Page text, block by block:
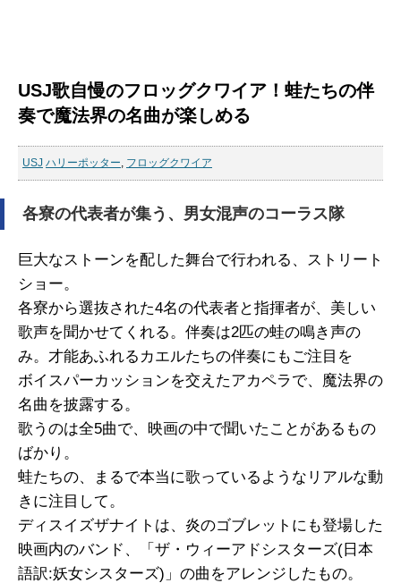
USJ歌自慢のフロッグクワイア！蛙たちの伴
奏で魔法界の名曲が楽しめる
USJ ハリーポッター, フロッグクワイア
各寮の代表者が集う、男女混声のコーラス隊
巨大なストーンを配した舞台で行われる、ストリート
ショー。
各寮から選抜された4名の代表者と指揮者が、美しい
歌声を聞かせてくれる。伴奏は2匹の蛙の鳴き声の
み。才能あふれるカエルたちの伴奏にもご注目を
ボイスパーカッションを交えたアカペラで、魔法界の
名曲を披露する。
歌うのは全5曲で、映画の中で聞いたことがあるもの
ばかり。
蛙たちの、まるで本当に歌っているようなリアルな動
きに注目して。
ディスイズザナイトは、炎のゴブレットにも登場した
映画内のバンド、「ザ・ウィーアドシスターズ(日本
語訳:妖女シスターズ)」の曲をアレンジしたもの。